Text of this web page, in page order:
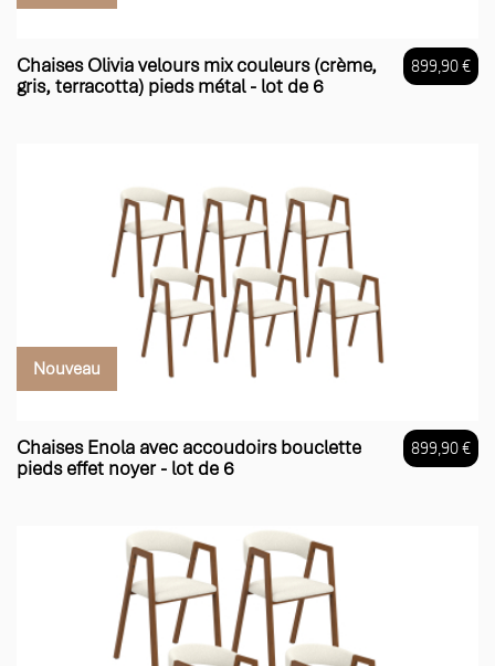
Chaises Olivia velours mix couleurs (crème,
gris, terracotta) pieds métal - lot de 6
899,90 €
Nouveau
Chaises Enola avec accoudoirs bouclette
pieds effet noyer - lot de 6
899,90 €